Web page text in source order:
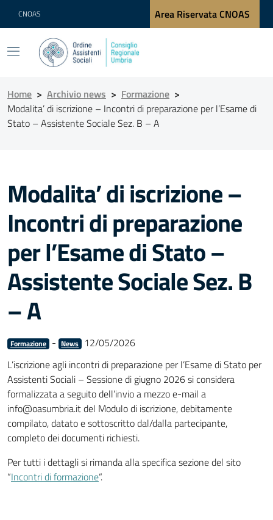
CNOAS Area Riservata CNOAS
Home > Archivio news > Formazione >
Modalita’ di iscrizione – Incontri di preparazione per l’Esame di
Stato – Assistente Sociale Sez. B – A
Modalita’ di iscrizione –
Incontri di preparazione
per l’Esame di Stato –
Assistente Sociale Sez. B
– A
Formazione - News 12/05/2026
L’iscrizione agli incontri di preparazione per l’Esame di Stato per
Assistenti Sociali – Sessione di giugno 2026 si considera
formalizzata a seguito dell’invio a mezzo e-mail a
info@oasumbria.it del Modulo di iscrizione, debitamente
compilato, datato e sottoscritto dal/dalla partecipante,
completo dei documenti richiesti.
Per tutti i dettagli si rimanda alla specifica sezione del sito
“Incontri di formazione“.